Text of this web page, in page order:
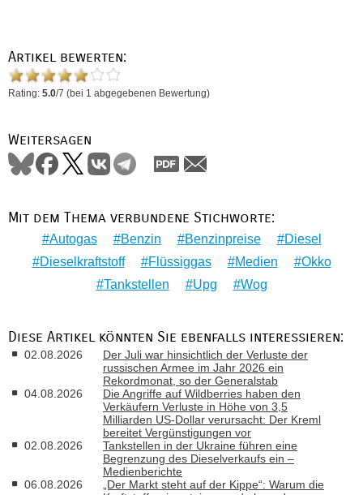
Artikel bewerten:
Rating: 5.0/7 (bei 1 abgegebenen Bewertung)
Weitersagen
Mit dem Thema verbundene Stichworte:
Autogas Benzin Benzinpreise
Diesel
Dieselkraftstoff
Flüssiggas Medien
Okko
Tankstellen
Upg Wog
Diese Artikel könnten Sie ebenfalls interessieren:
02.08.2026
Der Juli war hinsichtlich der Verluste der
russischen Armee im Jahr 2026 ein
Rekordmonat, so der Generalstab
04.08.2026
Die Angriffe auf Wildberries haben den
Verkäufern Verluste in Höhe von 3,5
Milliarden US-Dollar verursacht: Der Kreml
bereitet Vergünstigungen vor
02.08.2026
Tankstellen in der Ukraine führen eine
Begrenzung des Dieselverkaufs ein –
Medienberichte
06.08.2026
„Der Markt steht auf der Kippe“: Warum die